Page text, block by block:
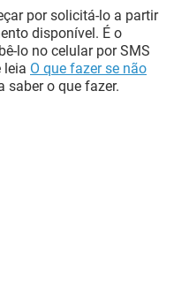
por solicitá-lo a partir
disponível. É o
lo no celular por SMS
leia O que fazer se não
saber o que fazer.